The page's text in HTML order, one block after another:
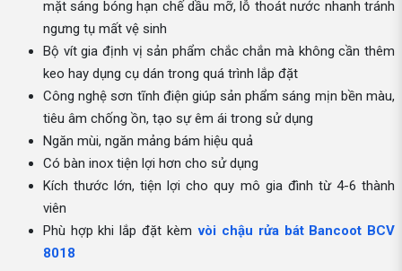
mặt sáng bóng hạn chế dầu mỡ, lỗ thoát nước nhanh tránh
ngưng tụ mất vệ sinh
Bộ vít gia định vị sản phẩm chắc chắn mà không cần thêm
keo hay dụng cụ dán trong quá trình lắp đặt
Công nghệ sơn tĩnh điện giúp sản phẩm sáng mịn bền màu,
tiêu âm chống ồn, tạo sự êm ái trong sử dụng
Ngăn mùi, ngăn mảng bám hiệu quả
Có bàn inox tiện lợi hơn cho sử dụng
Kích thước lớn, tiện lợi cho quy mô gia đình từ 4-6 thành
viên
Phù hợp khi lắp đặt kèm vòi chậu rửa bát Bancoot BCV
8018